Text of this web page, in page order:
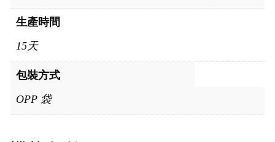
生產時間
15天
包裝方式
OPP 袋